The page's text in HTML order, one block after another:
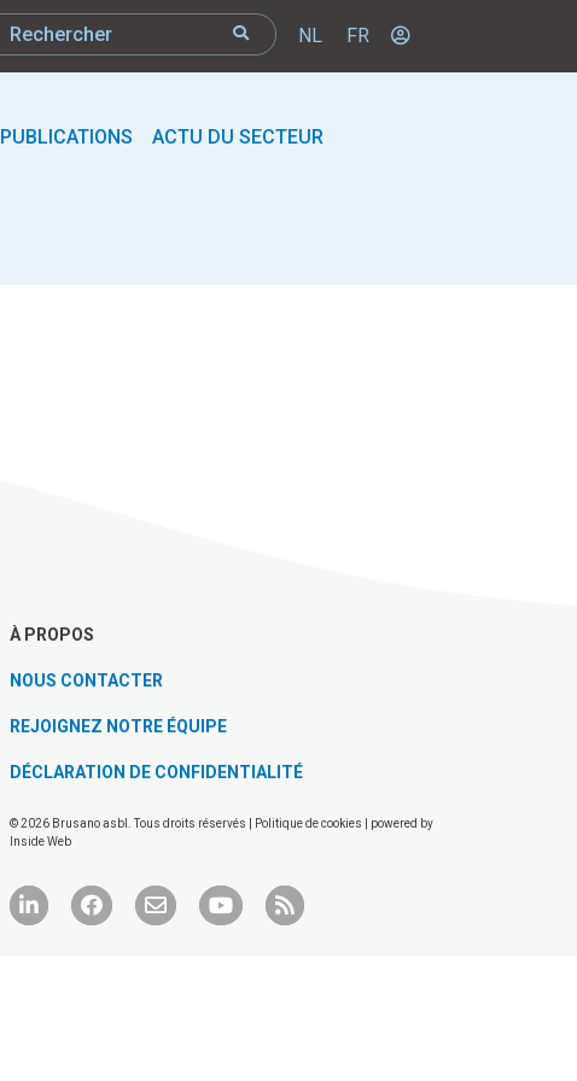
NL FR
PUBLICATIONS ACTU DU SECTEUR
À PROPOS
NOUS CONTACTER
REJOIGNEZ NOTRE ÉQUIPE
DÉCLARATION DE CONFIDENTIALITÉ
© 2026 Brusano asbl. Tous droits réservés | Politique de cookies
| powered by
Inside Web